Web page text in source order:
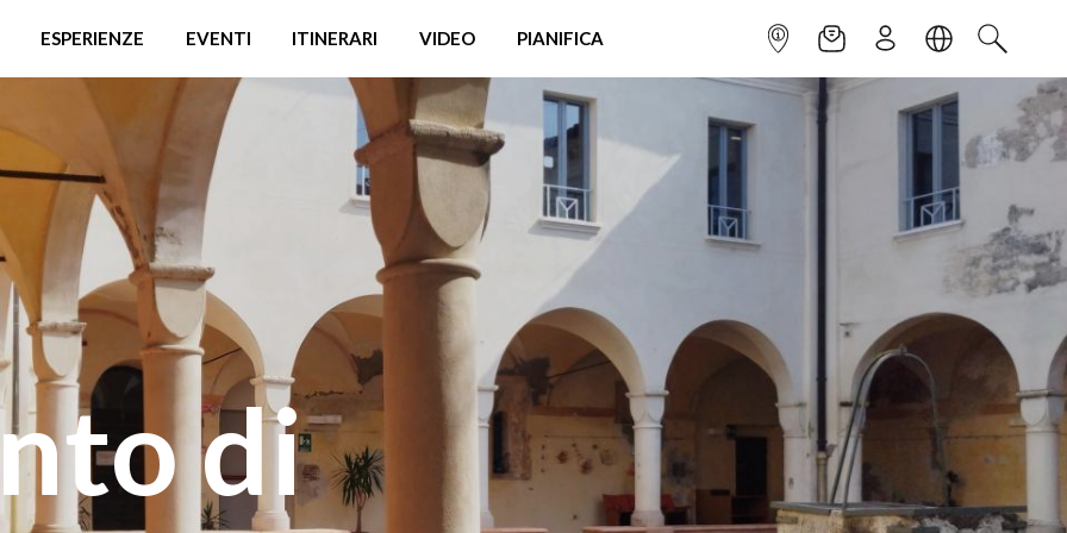
ESPERIENZE EVENTI ITINERARI VIDEO PIANIFICA INFOPOINTNEWSLETTER
ISCRIVITILINGUACERCA
di